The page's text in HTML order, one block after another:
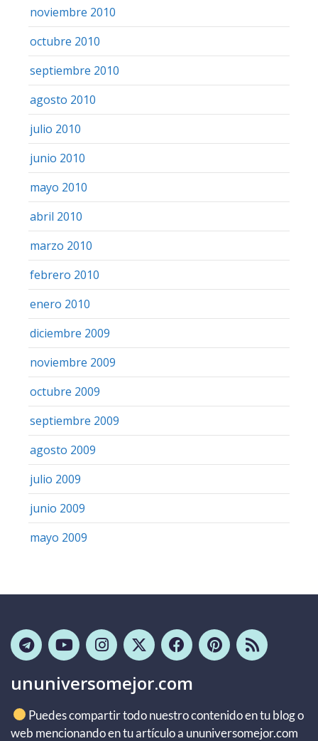
noviembre 2010
octubre 2010
septiembre 2010
agosto 2010
julio 2010
junio 2010
mayo 2010
abril 2010
marzo 2010
febrero 2010
enero 2010
diciembre 2009
noviembre 2009
octubre 2009
septiembre 2009
agosto 2009
julio 2009
junio 2009
mayo 2009
ununiversomejor.com
Puedes compartir todo nuestro contenido en tu blog o
web mencionando en tu artículo a ununiversomejor.com